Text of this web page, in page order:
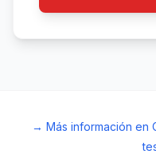
→ Más información en